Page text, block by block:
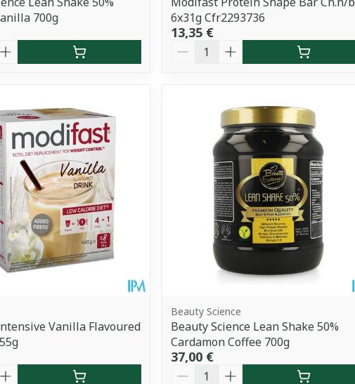
700g
6x31g Cfr2293736
13,35 €
Quantité
Vanilla Flavoured
Beauty Science
Beauty Science Lean Shake 50%
Cardamon Coffee 700g
37,00 €
Quantité